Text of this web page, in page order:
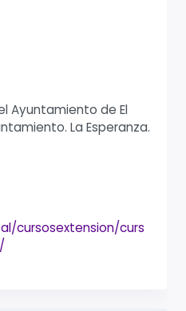
Ayuntamiento de El
La Esperanza.
cursosextension/curs